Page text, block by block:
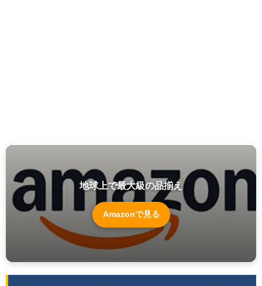
地球上で最大級の品揃え
Amazonで見る